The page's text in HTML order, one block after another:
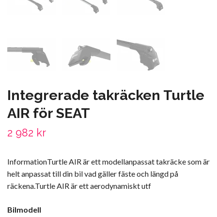
Integrerade takräcken Turtle
AIR för SEAT
2 982 kr
InformationTurtle AIR är ett modellanpassat takräcke som är
helt anpassat till din bil vad gäller fäste och längd på
räckena.Turtle AIR är ett aerodynamiskt utf
Bilmodell